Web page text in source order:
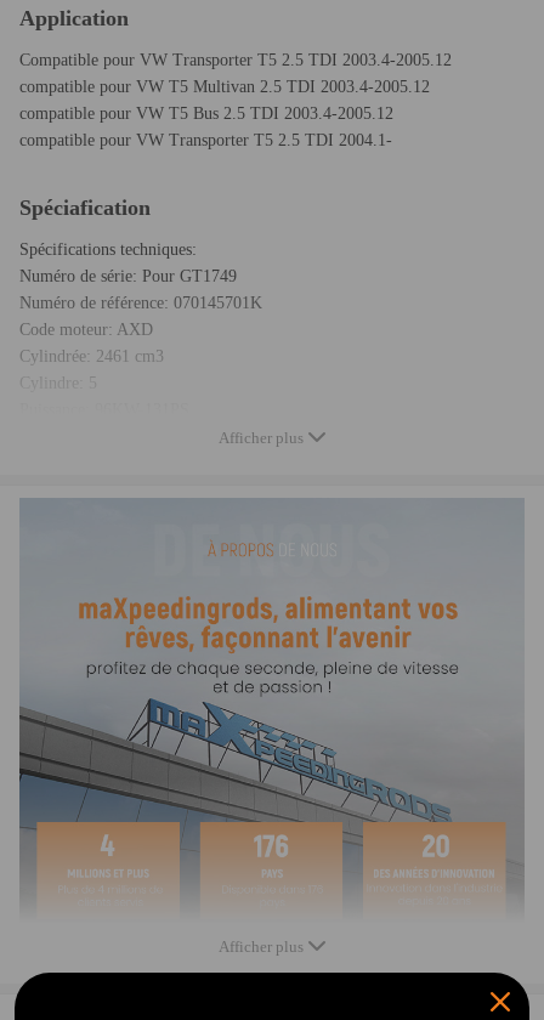
Application
Compatible pour VW Transporter T5 2.5 TDI 2003.4-2005.12
compatible pour VW T5 Multivan 2.5 TDI 2003.4-2005.12
compatible pour VW T5 Bus 2.5 TDI 2003.4-2005.12
compatible pour VW Transporter T5 2.5 TDI 2004.1-
Spéciafication
Spécifications techniques:
Numéro de série: Pour GT1749
Numéro de référence: 070145701K
Code moteur: AXD
Cylindrée: 2461 cm3
Cylindre: 5
Numéro de pièce et numéro OEM:
729325-0002 / 729325-2
Autre numéro de pièce:
070145701KV
070145701KX
070145701KV301
070145701KV302
Note
* Type de roulement: roulement de journal
* Accessoires: joints inclus comme les images montrées
* Une installation professionnelle est fortement recommandée (aucune
Afficher plus
Afficher plus